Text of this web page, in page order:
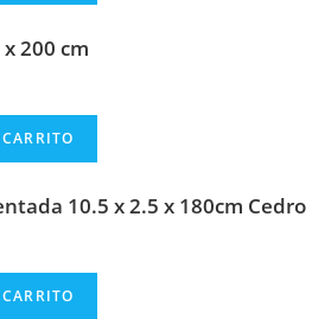
200 cm
10.5 x 2.5 x 180cm Cedro